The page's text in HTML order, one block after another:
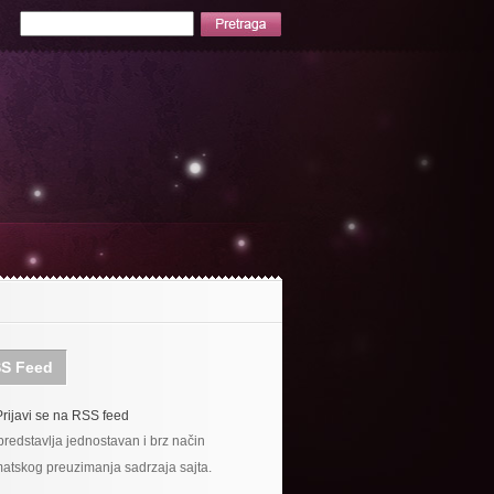
Feed
se na RSS feed
jednostavan i brz način
preuzimanja sadrzaja sajta.